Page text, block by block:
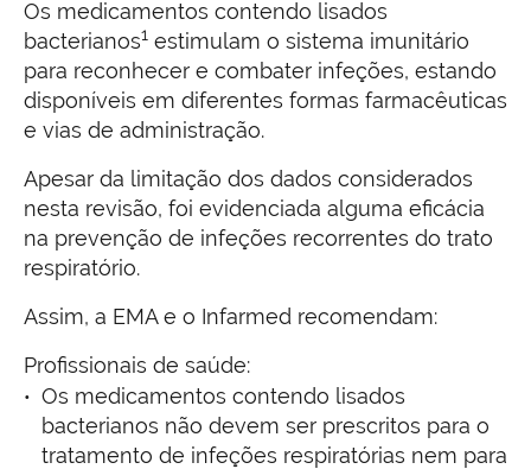
Os medicamentos contendo lisados
bacterianos1 estimulam o sistema imunitário
para reconhecer e combater infeções, estando
disponíveis em diferentes formas farmacêuticas
e vias de administração.
Apesar da limitação dos dados considerados
nesta revisão, foi evidenciada alguma eficácia
na prevenção de infeções recorrentes do trato
respiratório.
Assim, a EMA e o Infarmed recomendam:
Profissionais de saúde:
Os medicamentos contendo lisados
bacterianos não devem ser prescritos para o
tratamento de infeções respiratórias nem para